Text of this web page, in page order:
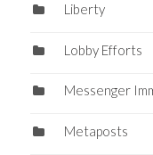
Liberty
Lobby Efforts
Messenger
Metaposts